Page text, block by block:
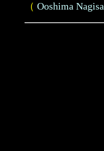
（ Ooshima Nagisa